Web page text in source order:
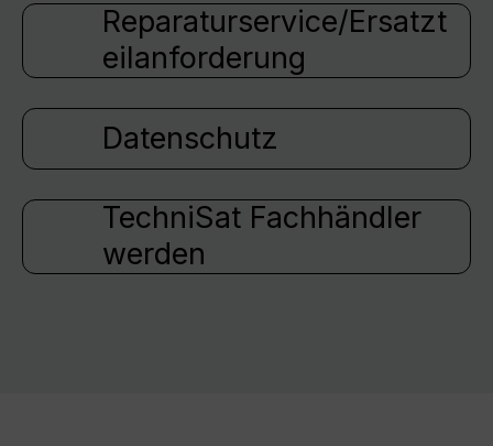
Reparaturservice/Ersatzt
eilanforderung
Datenschutz
TechniSat Fachhändler
werden